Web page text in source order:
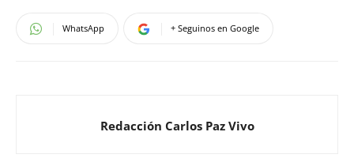
WhatsApp + Seguinos en Google
Redacción Carlos Paz Vivo